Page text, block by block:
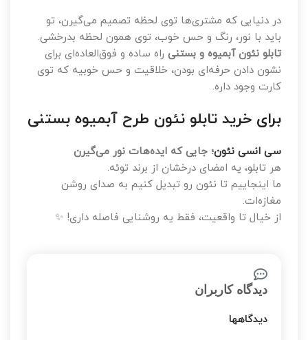
در دنیایی که مشتری‌ها توی لحظه تصمیم می‌گیرن، تو
باید با نور، رنگ و حس خوب، توی همون لحظه بدرخشی.
تابلو نئون آبمیوه و بستنی راه ساده و فوق‌العاده‌ای برای
نشون دادن حرفه‌ای بودن، خلاقیت و حس خوبیه که توی
کارت وجود داره.
برای خرید تابلو نئون طرح آبمیوه بستنی
سی انسی نئون؛ جایی که ایده‌هات نور می‌گیرن
هر تابلو، یه امضای درخشان از برند توئه.
ما اینجاییم تا نئون رو تبدیل کنیم به صدای روشن
مغازه‌ات.
از خیال تا واقعیت، فقط یه روشنایی فاصله‌ داری! ✨
دیدگاه کاربران
دیدگاهها